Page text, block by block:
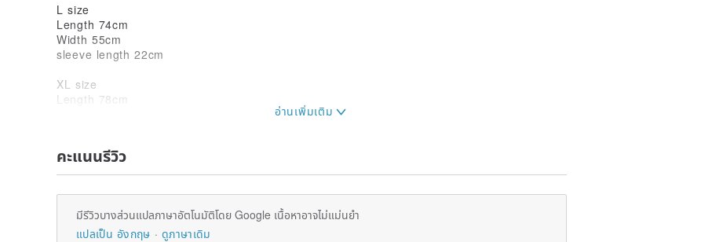
L size
Length 74cm
Width 55cm
sleeve length 22cm
XL size
Length 78cm
*Please note that there may be slight differences in color between the product image and
the actual product.
คะแนนรีวิว
มีรีวิวบางส่วนแปลภาษาอัตโนมัติโดย Google เนื้อหาอาจไม่แม่นยำ
แปลเป็น อังกฤษ
ดูภาษาเดิม